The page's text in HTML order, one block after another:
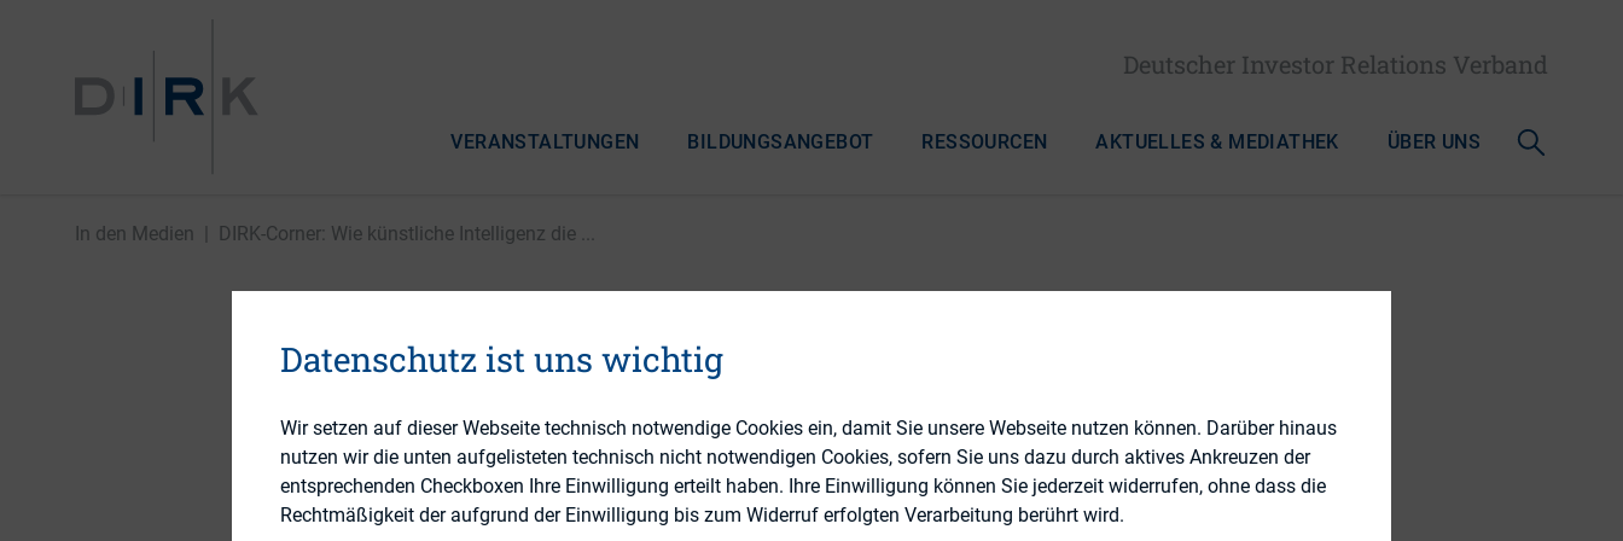
Deutscher Investor Relations Verband
VERANSTALTUNGEN BILDUNGSANGEBOT RESSOURCEN AKTUELLES & MEDIATHEK ÜBER UNS
In den Medien DIRK-Corner: Wie künstliche Intelligenz die ...
DIRK-Corner: Wie künstliche Intelligenz
die Kommunikation am Kapitalmarkt
verändert
Datenschutz ist uns wichtig
Wir setzen auf dieser Webseite technisch notwendige Cookies ein, damit Sie unsere Webseite nutzen können. Darüber hinaus
nutzen wir die unten aufgelisteten technisch nicht notwendigen Cookies, sofern Sie uns dazu durch aktives Ankreuzen der
entsprechenden Checkboxen Ihre Einwilligung erteilt haben. Ihre Einwilligung können Sie jederzeit widerrufen, ohne dass die
Rechtmäßigkeit der aufgrund der Einwilligung bis zum Widerruf erfolgten Verarbeitung berührt wird.